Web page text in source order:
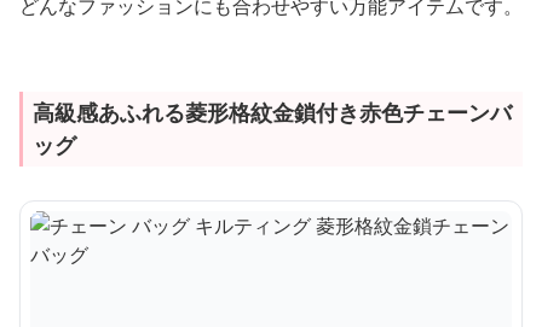
どんなファッションにも合わせやすい万能アイテムです。
高級感あふれる菱形格紋金鎖付き赤色チェーンバ
ッグ